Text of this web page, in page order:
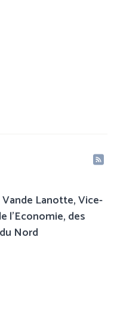
Vande Lanotte, Vice-
l'Economie, des
Nord